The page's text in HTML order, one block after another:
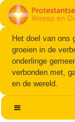
Het doel van ons
groeien in de
onderlinge
verbonden met,
en de wereld.